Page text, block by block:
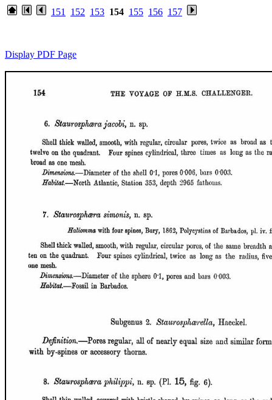
151 152 153 154 155 156 157
Display PDF Page